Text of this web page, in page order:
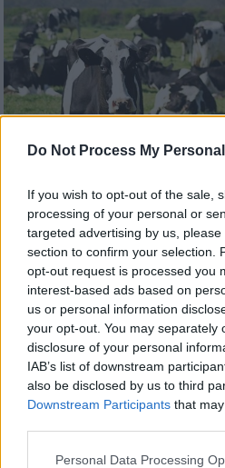
Do Not Process My
If you wish to opt-out of the sale,
processing of your personal or
targeted advertising by us,
section to confirm your selection.
opt-out request is processed you
interest-based ads based on
us or personal information
your opt-out. You may separately
disclosure of your personal
IAB’s list of downstream
also be disclosed by us to third
Downstream Participants that
Please note that this website/app
Personal Data Processing
Κόσμος 09.10.2023 07:50
Μπορεί η αλλαγή στη
αγελάδων να μειώσει
μεθανίου; Σουηδική
Η μελέτη προτείνει
ερευνών για τα